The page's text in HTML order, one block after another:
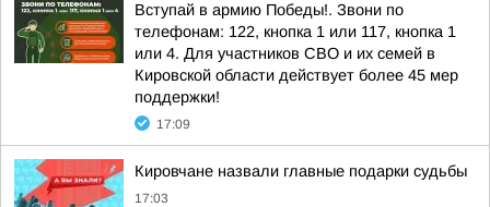
Вступай в армию Победы!. Звони по
телефонам: 122, кнопка 1 или 117, кнопка 1
или 4. Для участников СВО и их семей в
Кировской области действует более 45 мер
поддержки!
17:09
Кировчане назвали главные подарки судьбы
17:03